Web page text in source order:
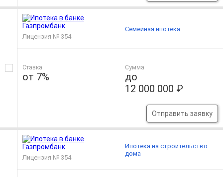
Лицензия № 354
Ставка
от 7%
Сумма
до
12 000 000 ₽
Отправить заявку
Семейная ипотека
Лицензия № 354
Ипотека на строительство
дома